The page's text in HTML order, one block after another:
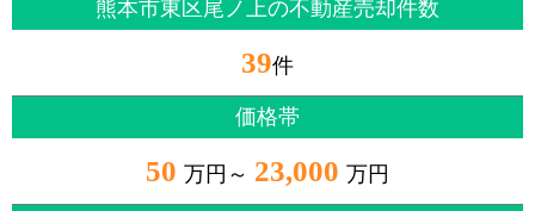
熊本市東区尾ノ上の不動産売却件数
39件
価格帯
50 万円～ 23,000 万円